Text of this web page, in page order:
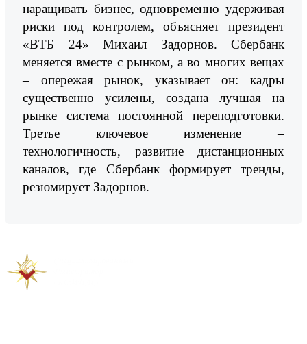
наращивать бизнес, одновременно удерживая
риски под контролем, объясняет президент
«ВТБ 24» Михаил Задорнов. Сбербанк
меняется вместе с рынком, а во многих вещах
– опережая рынок, указывает он: кадры
существенно усилены, создана лучшая на
рынке система постоянной переподготовки.
Третье ключевое изменение –
технологичность, развитие дистанционных
каналов, где Сбербанк формирует тренды,
резюмирует Задорнов.